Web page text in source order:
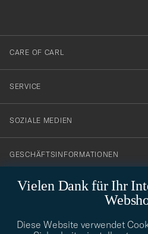
Vielen Dank für Ihr
Diese Website verwendet
dig
till
vårt
nyhetsbrev!
CARE OF CARL
SERVICE
SOZIALE MEDIEN
GESCHÄFTSINFORMATIONEN
Benötigen Sie Hilfe bei der Suche